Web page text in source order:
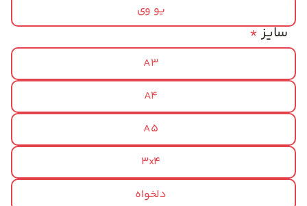
یو وی
*سایز
A3
A4
A5
3x4
دلخواه